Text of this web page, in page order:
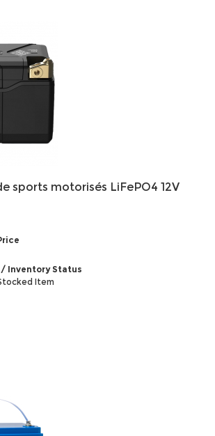
sports motorisés LiFePO4 12V
Inventory Status
Item